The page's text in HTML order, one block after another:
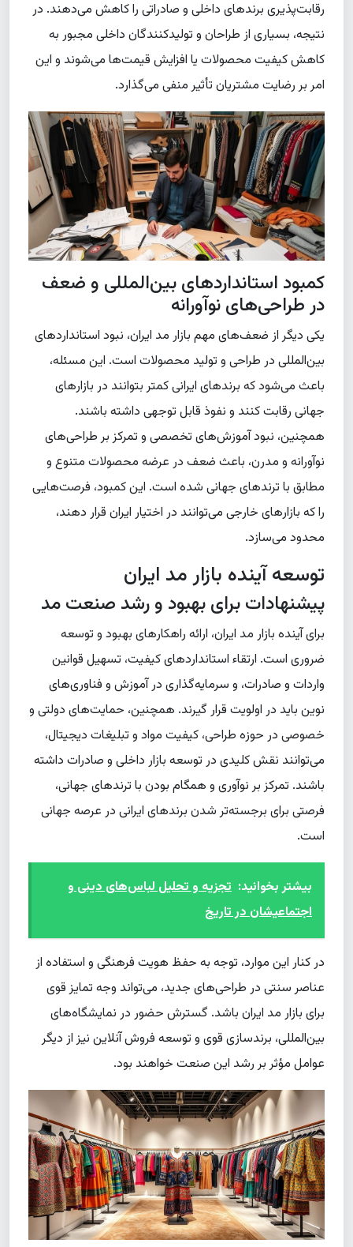
رقابت‌پذیری برندهای داخلی و صادراتی را کاهش می‌دهند. در
نتیجه، بسیاری از طراحان و تولیدکنندگان داخلی مجبور به
کاهش کیفیت محصولات یا افزایش قیمت‌ها می‌شوند و این
امر بر رضایت مشتریان تأثیر منفی می‌گذارد.
کمبود استانداردهای بین‌المللی و ضعف
در طراحی‌های نوآورانه
یکی دیگر از ضعف‌های مهم بازار مد ایران، نبود استانداردهای
بین‌المللی در طراحی و تولید محصولات است. این مسئله،
باعث می‌شود که برندهای ایرانی کمتر بتوانند در بازارهای
جهانی رقابت کنند و نفوذ قابل توجهی داشته باشند.
همچنین، نبود آموزش‌های تخصصی و تمرکز بر طراحی‌های
نوآورانه و مدرن، باعث ضعف در عرضه محصولات متنوع و
مطابق با ترندهای جهانی شده است. این کمبود، فرصت‌هایی
را که بازارهای خارجی می‌توانند در اختیار ایران قرار دهند،
محدود می‌سازد.
توسعه آینده بازار مد ایران
پیشنهادات برای بهبود و رشد صنعت مد
برای آینده بازار مد ایران، ارائه راهکارهای بهبود و توسعه
ضروری است. ارتقاء استانداردهای کیفیت، تسهیل قوانین
واردات و صادرات، و سرمایه‌گذاری در آموزش و فناوری‌های
نوین باید در اولویت قرار گیرند. همچنین، حمایت‌های دولتی و
خصوصی در حوزه طراحی، کیفیت مواد و تبلیغات دیجیتال،
می‌توانند نقش کلیدی در توسعه بازار داخلی و صادرات داشته
باشند. تمرکز بر نوآوری و همگام بودن با ترندهای جهانی،
فرصتی برای برجسته‌تر شدن برندهای ایرانی در عرصه جهانی
است.
بیشتر بخوانید: تجزیه و تحلیل لباس‌های دینی و
اجتماعیشان در تاریخ
در کنار این موارد، توجه به حفظ هویت فرهنگی و استفاده از
عناصر سنتی در طراحی‌های جدید، می‌تواند وجه تمایز قوی
برای بازار مد ایران باشد. گسترش حضور در نمایشگاه‌های
بین‌المللی، برندسازی قوی و توسعه فروش آنلاین نیز از دیگر
عوامل مؤثر بر رشد این صنعت خواهند بود.